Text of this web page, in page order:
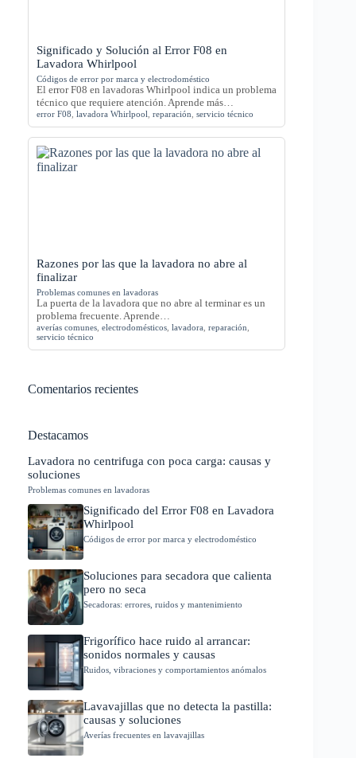
Significado y Solución al Error F08 en
Lavadora Whirlpool
Códigos de error por marca y electrodoméstico
El error F08 en lavadoras Whirlpool indica un problema
técnico que requiere atención. Aprende más…
error F08 lavadora Whirlpool reparación servicio técnico
Razones por las que la lavadora no abre al
finalizar
Problemas comunes en lavadoras
La puerta de la lavadora que no abre al terminar es un
problema frecuente. Aprende…
averías comunes electrodomésticos lavadora reparación
servicio técnico
Comentarios recientes
Destacamos
Lavadora no centrifuga con poca carga: causas y
soluciones
Problemas comunes en lavadoras
Significado del Error F08 en Lavadora
Whirlpool
Códigos de error por marca y electrodoméstico
Soluciones para secadora que calienta
pero no seca
Secadoras: errores, ruidos y mantenimiento
Frigorífico hace ruido al arrancar:
sonidos normales y causas
Ruidos, vibraciones y comportamientos anómalos
Lavavajillas que no detecta la pastilla:
causas y soluciones
Averías frecuentes en lavavajillas